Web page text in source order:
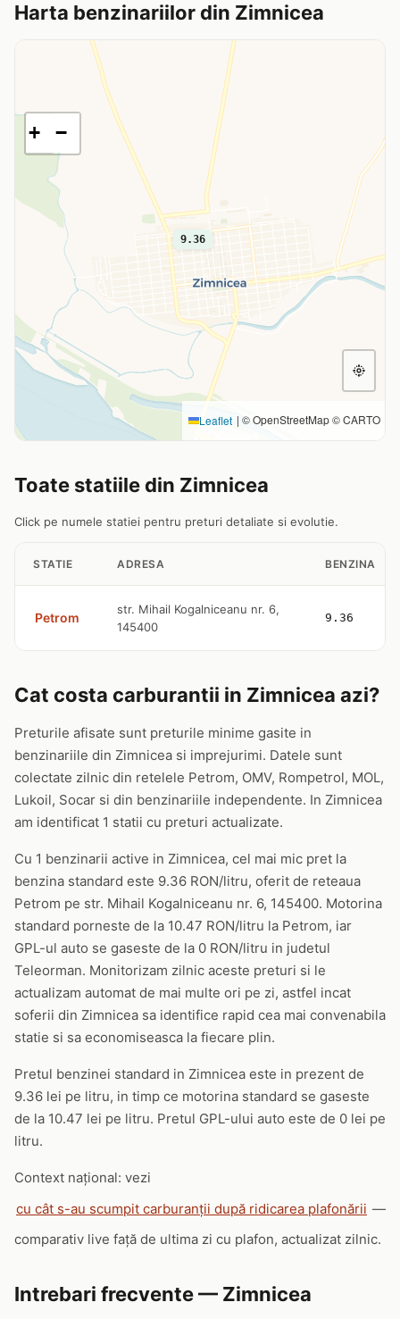
Harta benzinariilor din Zimnicea
9.36
+ −
Leaflet | © OpenStreetMap © CARTO
Toate statiile din Zimnicea
Click pe numele statiei pentru preturi detaliate si evolutie.
STATIE ADRESA BENZINA
Petrom
str. Mihail Kogalniceanu nr. 6,
145400
9.36
Cat costa carburantii in Zimnicea azi?
Preturile afisate sunt preturile minime gasite in
benzinariile din Zimnicea si imprejurimi. Datele sunt
colectate zilnic din retelele Petrom, OMV, Rompetrol, MOL,
Lukoil, Socar si din benzinariile independente. In Zimnicea
am identificat 1 statii cu preturi actualizate.
Cu 1 benzinarii active in Zimnicea, cel mai mic pret la
benzina standard este 9.36 RON/litru, oferit de reteaua
Petrom pe str. Mihail Kogalniceanu nr. 6, 145400. Motorina
standard porneste de la 10.47 RON/litru la Petrom, iar
GPL-ul auto se gaseste de la 0 RON/litru in judetul
Teleorman. Monitorizam zilnic aceste preturi si le
actualizam automat de mai multe ori pe zi, astfel incat
soferii din Zimnicea sa identifice rapid cea mai convenabila
statie si sa economiseasca la fiecare plin.
Pretul benzinei standard in Zimnicea este in prezent de
9.36 lei pe litru, in timp ce motorina standard se gaseste
de la 10.47 lei pe litru. Pretul GPL-ului auto este de 0 lei pe
litru.
Context național: vezi
cu cât s-au scumpit carburanții după ridicarea plafonării —
comparativ live față de ultima zi cu plafon, actualizat zilnic.
Intrebari frecvente — Zimnicea